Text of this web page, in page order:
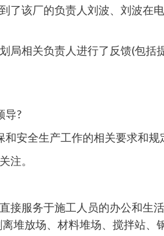
了该厂的负责人刘波、刘波在
局相关负责人进行了反馈(包
导?
安全生产工作的相关要求和规
注。
接服务于施工人员的办公和生
堆放场、材料堆场、搅拌站